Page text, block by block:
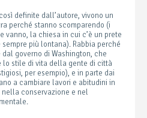
definite dall’autore, vivono un
perché stanno scomparendo (i
vanno, la chiesa in cui c’è un prete
più lontana). Rabbia perché
governo di Washington, che
lo stile di vita della gente di città
per esempio), e in parte dai
a cambiare lavori e abitudini in
conservazione e nel